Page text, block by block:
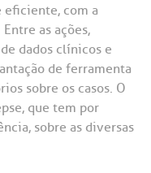
eficiente, com a
as ações,
dados clínicos e
de ferramenta
sobre os casos. O
que tem por
sobre as diversas